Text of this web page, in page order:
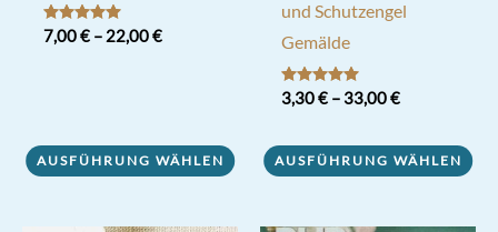
Bewertet mit
5.00
7,00€– 22,00€
AUSFÜHRUNG WÄHLEN
mehrere
und Schutzengel
Gemälde
Bewertet mit
5.00
3,30€– 33,00€
AUSFÜHRUNG WÄHLEN
Produkt
mehrere